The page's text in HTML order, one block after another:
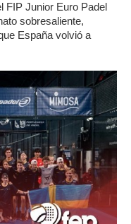
FIP Junior Euro Padel
sobresaliente,
España volvió a